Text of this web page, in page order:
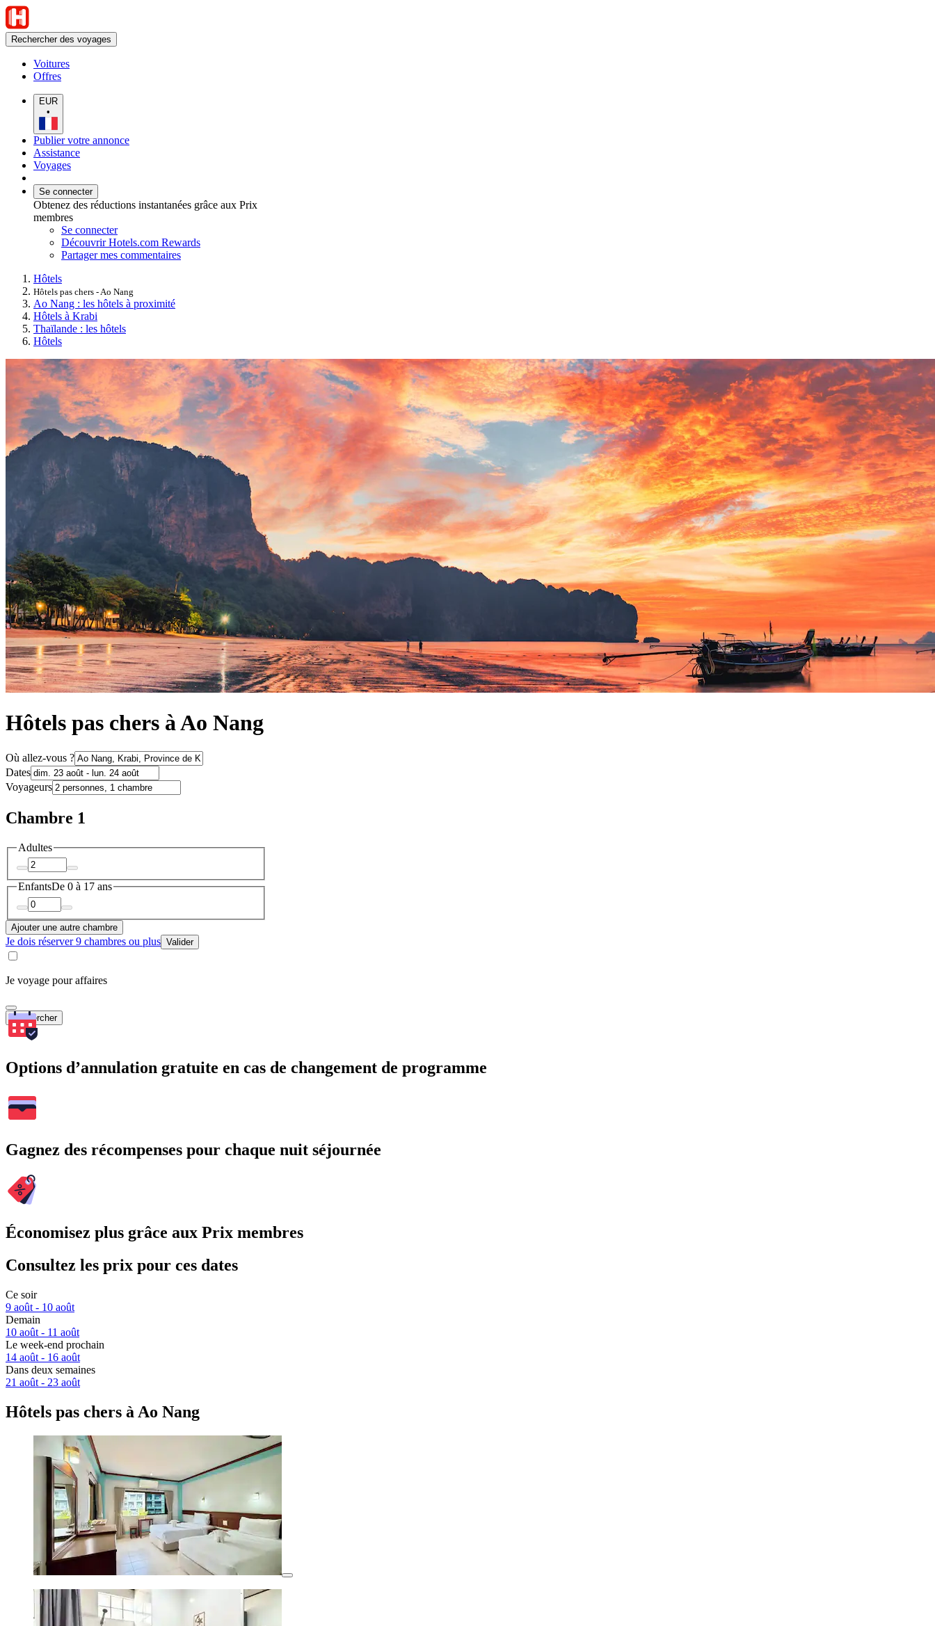
Rechercher des voyages
Voitures
Offres
EUR
•
Publier votre annonce
Assistance
Voyages
Se connecter
Obtenez des réductions instantanées grâce aux Prix
membres
Se connecter
Découvrir Hotels.com Rewards
Partager mes commentaires
Hôtels
Hôtels pas chers - Ao Nang
Ao Nang : les hôtels à proximité
Hôtels à Krabi
Thaïlande : les hôtels
Hôtels
Hôtels pas chers à Ao Nang
Où allez-vous ?
Dates
Voyageurs
Chambre 1
Adultes
EnfantsDe 0 à 17 ans
Ajouter une autre chambre
Je dois réserver 9 chambres ou plus Valider
Je voyage pour affaires
Rechercher
Options d’annulation gratuite en cas de changement de programme
Gagnez des récompenses pour chaque nuit séjournée
Économisez plus grâce aux Prix membres
Consultez les prix pour ces dates
Ce soir
9 août - 10 août
Demain
10 août - 11 août
Le week-end prochain
14 août - 16 août
Dans deux semaines
21 août - 23 août
Hôtels pas chers à Ao Nang